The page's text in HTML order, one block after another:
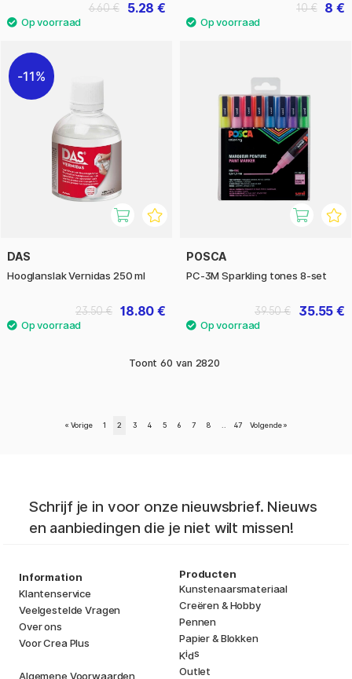
5.28 €
6.60 € 8 €
10 €
11%
DAS
Hooglanslak Vernidas 250 ml
18.80 €
23.50 €
POSCA
PC-3M Sparkling tones 8-set
35.55 €
39.50 €
Toont 60 van 2820
« Vorige 1 2 3 4 5 6 7 8 47 Volgende »
Schrijf je in voor onze nieuwsbrief. Nieuws
en aanbiedingen die je niet wilt missen!
Information
Klantenservice
Veelgestelde Vragen
Over ons
Voor Crea Plus
Algemene Voorwaarden
Producten
Kunstenaarsmateriaal
Creëren & Hobby
Pennen
Papier & Blokken
Kids
Outlet